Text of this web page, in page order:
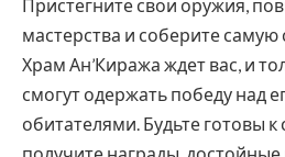
Пристегните свои оружия,
мастерства и соберите
Храм Ан’Киража ждет вас, и
смогут одержать победу над
обитателями. Будьте готовы